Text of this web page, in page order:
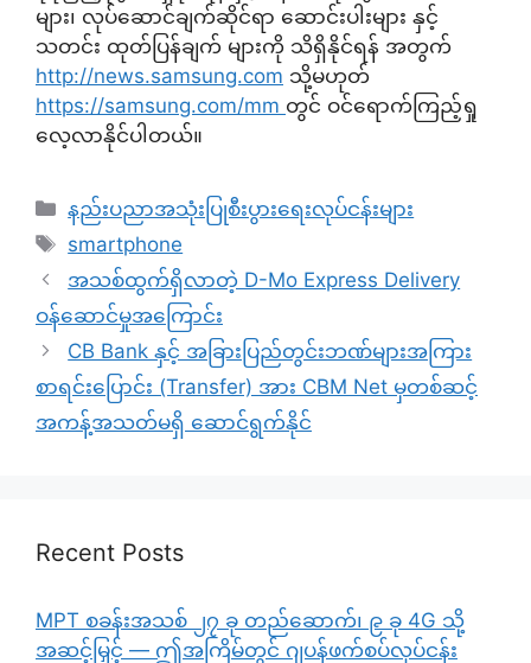
များ၊ လုပ်ဆောင်ချက်ဆိုင်ရာ ဆောင်းပါးများ နှင့်
သတင်း ထုတ်ပြန်ချက် များကို သိရှိနိုင်ရန် အတွက်
http://news.samsung.com သို့မဟုတ်
https://samsung.com/mm တွင် ဝင်ရောက်ကြည့်ရှု
လေ့လာနိုင်ပါတယ်။
Categories
နည်းပညာအသုံးပြုစီးပွားရေးလုပ်ငန်းများ
Tags
smartphone
အသစ်ထွက်ရှိလာတဲ့ D-Mo Express Delivery
ဝန်ဆောင်မှုအကြောင်း
CB Bank နှင့် အခြားပြည်တွင်းဘဏ်များအကြား
စာရင်းပြောင်း (Transfer) အား CBM Net မှတစ်ဆင့်
အကန့်အသတ်မရှိ ဆောင်ရွက်နိုင်
Recent Posts
MPT စခန်းအသစ် ၂၇ ခု တည်ဆောက်၊ ၉ ခု 4G သို့
အဆင့်မြှင့် — ဤအကြိမ်တွင် ဂျပန်ဖက်စပ်လုပ်ငန်း